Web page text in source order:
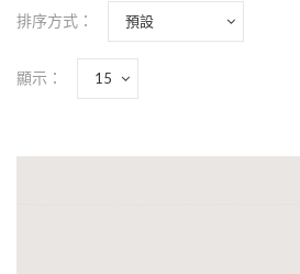
排序方式：
顯示：